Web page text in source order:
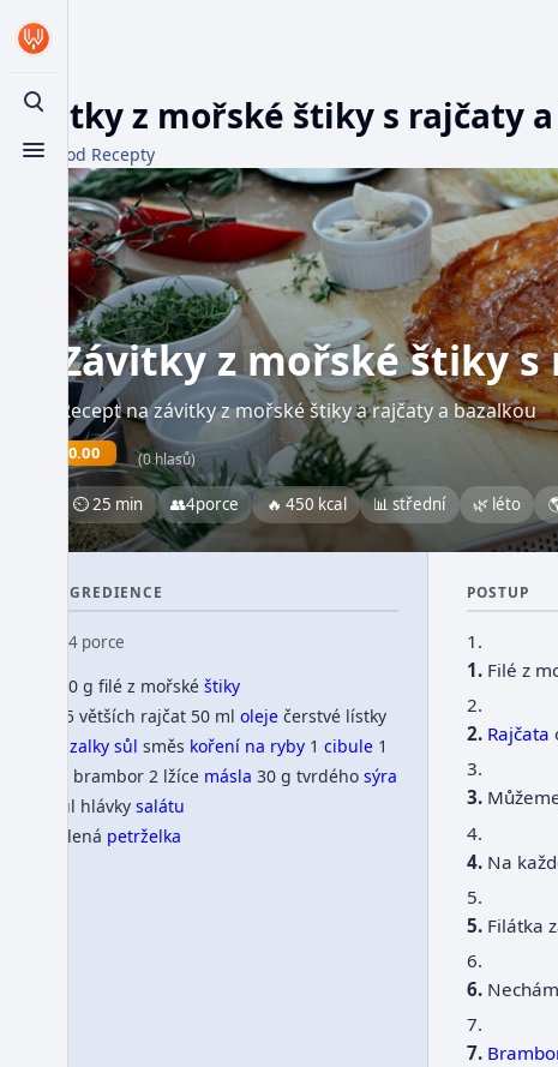
Toggle search
Toggle menu
Závitky z mořské štiky s rajčaty
Z WikiFood Recepty
Závitky z mořské štiky
Recept na závitky z mořské štiky a rajčaty a bazalkou
0.00 (0 hlasů)
⏲ 25 min 👥4porce 🔥 450 kcal 📊 střední 🌿 léto
INGREDIENCE
👥 4 porce
700 g filé z mořské štiky
4-5 větších rajčat 50 ml oleječerstvé lístky
bazalky sůl směs koření na ryby1 cibule1
kg brambor 2 lžíce másla 30 g tvrdého sýra
půl hlávky salátu
zelená petrželka
POSTUP
1.
Filé z
2.
Rajčata
3.
4.
Na
5.
Filátka
6.
7.